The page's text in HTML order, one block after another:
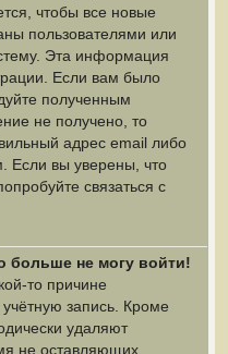
чтобы все новые
пользователями или
Эта информация
Если вам было
полученным
не получено, то
адрес email либо
Если вы уверены, что
связаться с
больше не могу войти!
то причине
запись. Кроме
удаляют
не оставляющих